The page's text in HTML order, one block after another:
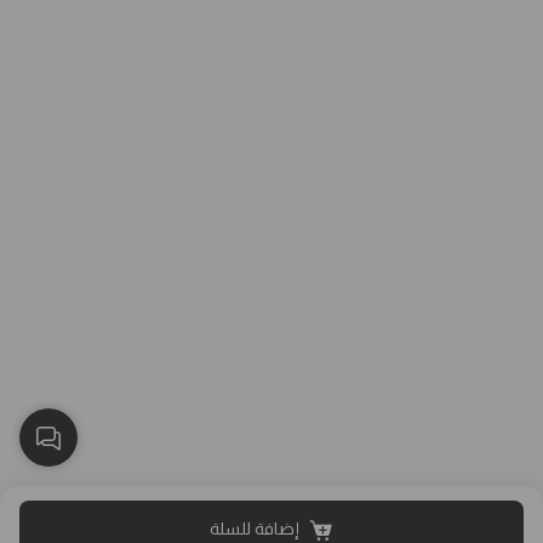
إضافة للسلة